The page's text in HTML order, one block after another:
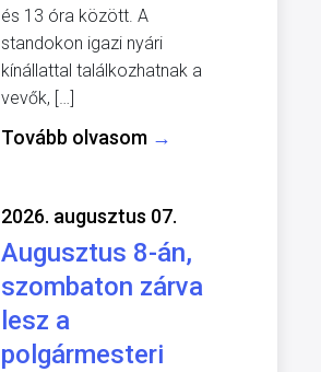
és 13 óra között. A
standokon igazi nyári
kínállattal találkozhatnak a
vevők, […]
Tovább olvasom →
2026. augusztus 07.
Augusztus 8-án,
szombaton zárva
lesz a
polgármesteri